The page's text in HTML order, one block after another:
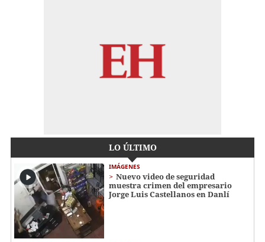
LO ÚLTIMO
IMÁGENES
Nuevo video de seguridad
muestra crimen del empresario
Jorge Luis Castellanos en Danlí